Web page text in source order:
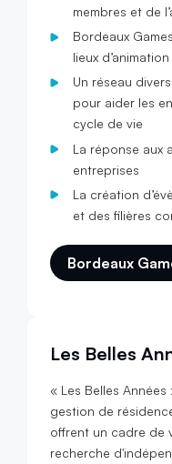
membres et de
Bordeaux
lieux d’animation
Un réseau
pour aider les
cycle de vie
La réponse aux
entreprises
La création
et des filières
Bordeaux
Les Belles
« Les Belles
gestion de
offrent un cadre de
recherche